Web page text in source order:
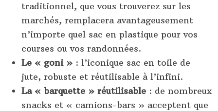
traditionnel, que vous trouverez sur les
marchés, remplacera avantageusement
n’importe quel sac en plastique pour vos
courses ou vos randonnées.
Le « goni » : l’iconique sac en toile de
jute, robuste et réutilisable à l’infini.
La « barquette » réutilisable : de nombreux
snacks et « camions-bars » acceptent que